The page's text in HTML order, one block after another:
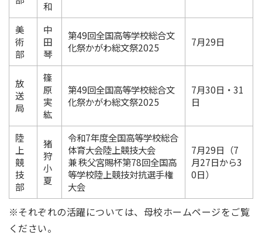
和
美
術
部
中
田
琴
第49回全国高等学校総合文
化祭かがわ総文祭2025
7月29日
放
送
局
篠
原
実
紘
第49回全国高等学校総合文
化祭かがわ総文祭2025
7月30日・31
日
陸
上
競
技
部
猪
狩
小
夏
令和7年度全国高等学校総合
体育大会陸上競技大会
兼 秩父宮賜杯第78回全国高
等学校陸上競技対抗選手権
大会
7月29日（7
月27日から3
0日）
※それぞれの活躍については、母校ホームページをご覧
ください。